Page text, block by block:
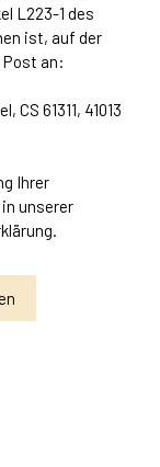
L223-1 des
ist, auf der
an:
61311, 41013
Ihrer
unserer
.